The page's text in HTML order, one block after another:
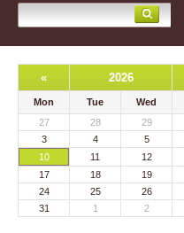
« 2026
Mon Tue Wed
27
28 29
3
4 5
10
11 12
17
18 19
24
25 26
31
1 2